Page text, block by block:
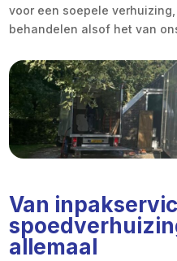
voor een soepele
behandelen alsof het van
Van
allemaal